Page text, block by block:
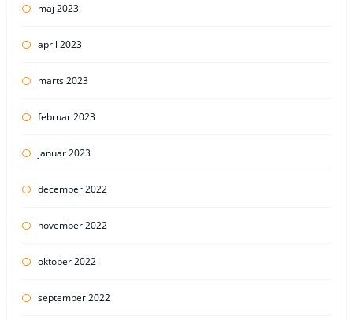
maj 2023
april 2023
marts 2023
februar 2023
januar 2023
december 2022
november 2022
oktober 2022
september 2022